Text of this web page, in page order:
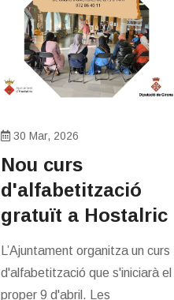
30 Mar, 2026
Nou curs
d'alfabetització
gratuït a Hostalric
L’Ajuntament organitza un curs
d'alfabetització que s'iniciarà el
proper 9 d'abril. Les